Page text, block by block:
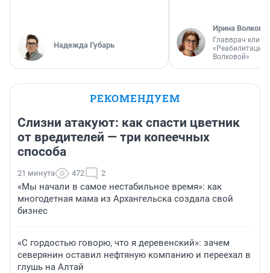
Надежда Губарь
Ирина Волкова
Главврач
«Реабилитация
Волковой»
РЕКОМЕНДУЕМ
Слизни атакуют: как спасти цветник
от вредителей — три копеечных
способа
21 минута 472 2
«Мы начали в самое нестабильное время»: как
многодетная мама из Архангельска создала свой
бизнес
«С гордостью говорю, что я деревенский»: зачем
северянин оставил нефтяную компанию и переехал в
глушь на Алтай